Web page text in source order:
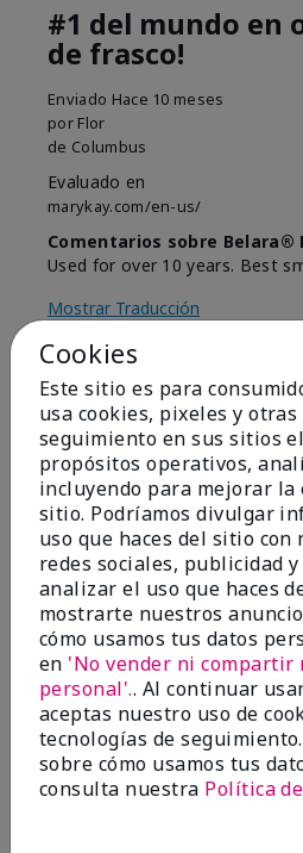
#1 del mundo en
de frasco!
Enviado Hace 10 meses
por Flor
de Columbus
Evaluado en
marykay.com/en-us/
Comentarios sobre Belara®
Used for over 10 years. Best
Mostrar Traducción
Conclusión
¿Le ha resultado
opinión?
4 0
Marcar esta opinión
5
Kristen
EnviadoHace 10 meses
por Jennifer
de MECHANCSBRG
Comprador verificado
Cookies
Este sitio es para
usa cookies, pixeles y
seguimiento en sus sitios
propósitos operativos,
incluyendo para mejorar la
sitio. Podríamos divulgar
uso que haces del sitio con
redes sociales, publicidad
analizar el uso que haces
mostrarte nuestros
cómo usamos tus datos
en 'No vender ni compartir
personal'.. Al continuar
aceptas nuestro uso de
tecnologías de
sobre cómo usamos tus
consulta nuestra Política